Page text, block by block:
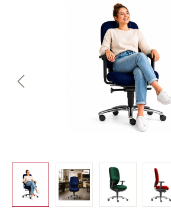
Bildergalerie überspringen